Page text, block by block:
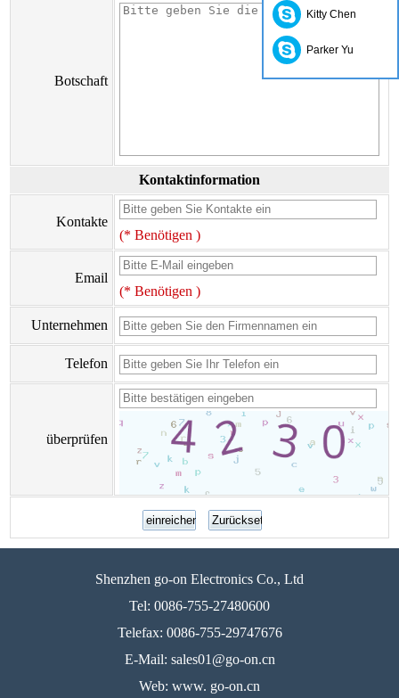
Botschaft
Kontaktinformation
Kontakte
(* Benötigen )
Email
(* Benötigen )
Unternehmen
Telefon
überprüfen
Shenzhen go-on Electronics Co., Ltd
Tel: 0086-755-27480600
Telefax: 0086-755-29747676
E-Mail: sales01@go-on.cn
Web: www. go-on.cn
Kitty Chen
Parker Yu